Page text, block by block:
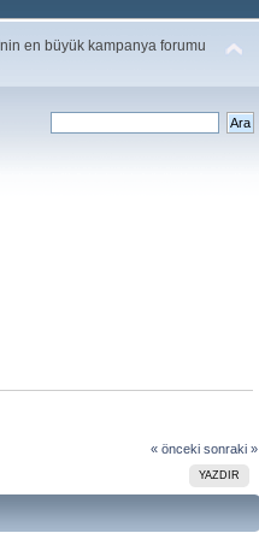
en büyük kampanya forumu
« önceki sonraki »
YAZDIR